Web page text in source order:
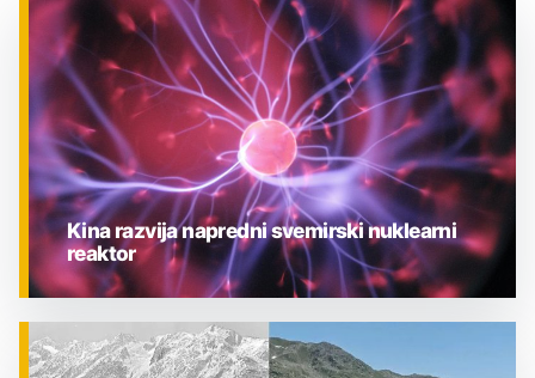
ZNANOST
Kina razvija napredni svemirski nuklearni
reaktor